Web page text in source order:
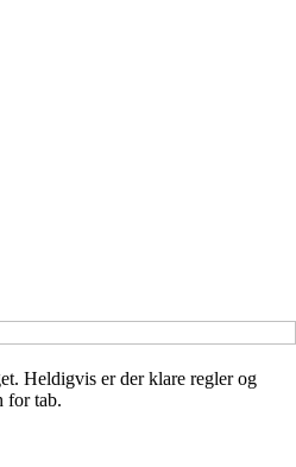
Heldigvis er der klare regler og
for tab.